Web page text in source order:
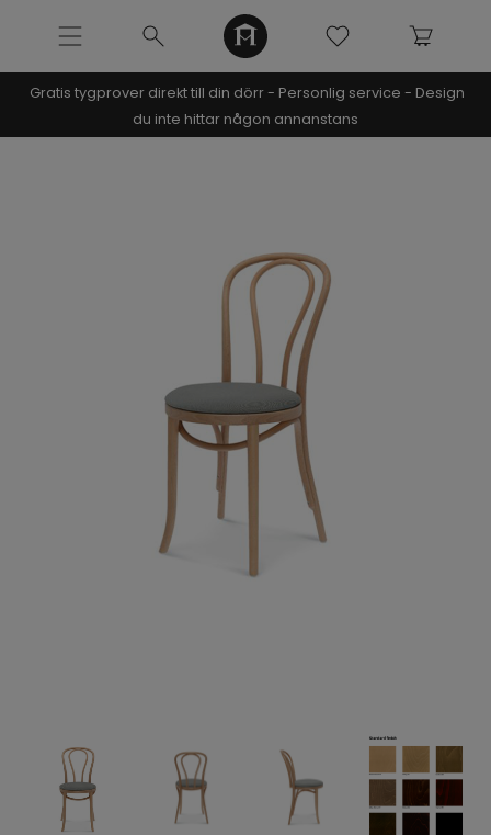
NOOMI x KRISTIN
Beirut sängram x Bruna Rizk
Bord
Gratis tygprover direkt till din dörr - Personlig service - Design
du inte hittar någon annanstans